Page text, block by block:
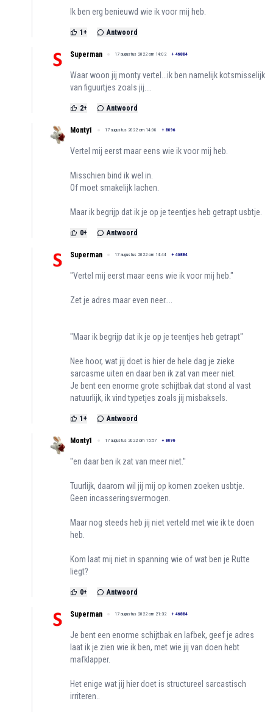
Ik ben erg benieuwd wie ik voor mij heb.
1 + Antwoord
Superman 17 augustus 2022 om 14:02 + 46884
Waar woon jij monty vertel...ik ben namelijk kotsmisselijk
van figuurtjes zoals jij....
2+ Antwoord
Monty1 17 augustus 2022 om 14:08 + 8096
Vertel mij eerst maar eens wie ik voor mij heb.
Misschien bind ik wel in.
Of moet smakelijk lachen.
Maar ik begrijp dat ik je op je teentjes heb getrapt usbtje.
0+ Antwoord
Superman 17 augustus 2022 om 14:44 + 46884
"Vertel mij eerst maar eens wie ik voor mij heb."
Zet je adres maar even neer....
"Maar ik begrijp dat ik je op je teentjes heb getrapt"
Nee hoor, wat jij doet is hier de hele dag je zieke
sarcasme uiten en daar ben ik zat van meer niet.
Je bent een enorme grote schijtbak dat stond al vast
natuurlijk, ik vind typetjes zoals jij misbaksels.
1 + Antwoord
Monty1 17 augustus 2022 om 15:57 + 8096
''en daar ben ik zat van meer niet.''
Tuurlijk, daarom wil jij mij op komen zoeken usbtje.
Geen incasseringsvermogen.
Maar nog steeds heb jij niet verteld met wie ik te doen
heb.
Kom laat mij niet in spanning wie of wat ben je Rutte
liegt?
0+ Antwoord
Superman 17 augustus 2022 om 21:32 + 46884
Je bent een enorme schijtbak en lafbek, geef je adres
laat ik je zien wie ik ben, met wie jij van doen hebt
mafklapper.
Het enige wat jij hier doet is structureel sarcastisch
irriteren..